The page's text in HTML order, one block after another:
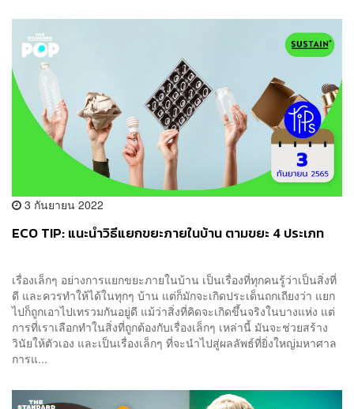
3 กันยายน 2022
ECO TIP: แนะนำวิธีแยกขยะภายในบ้าน ตามขยะ 4 ประเภท
เรื่องเล็กๆ อย่างการแยกขยะภายในบ้าน เป็นเรื่องที่ทุกคนรู้ว่าเป็นสิ่งที่
ดี และควรทำให้ได้ในทุกๆ บ้าน แต่ก็มักจะเกิดประเด็นถกเถียงว่า แยก
ไปก็ถูกเอาไปเทรวมกันอยู่ดี แม้ว่าสิ่งที่คิดจะเกิดขึ้นจริงในบางแห่ง แต่
การที่เราเลือกทำในสิ่งที่ถูกต้องกับเรื่องเล็กๆ เหล่านี้ มันจะช่วยสร้าง
วินัยให้ตัวเอง และเป็นเรื่องเล็กๆ ที่จะนำไปสู่ผลลัพธ์ที่ยิ่งใหญ่มหาศาล
การแ...